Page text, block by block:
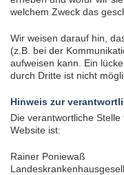
welchem Zweck das
Wir weisen darauf hin,
(z.B. bei der
aufweisen kann. Ein
durch Dritte ist nicht
Hinweis zur
Die verantwortliche
Website ist:
Rainer Poniewaß